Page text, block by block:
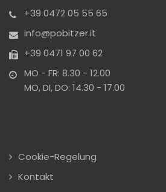
+39 0472 05 55 65
info@pobitzer.it
+39 0471 97 00 62
MO - FR: 8.30 - 12.00
MO, DI, DO: 14.30 - 17.00
Cookie-Regelung
Kontakt